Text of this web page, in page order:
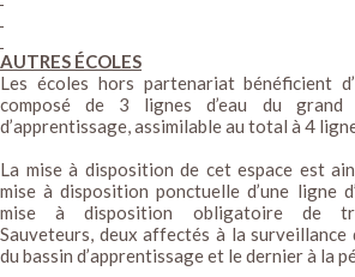
AUTRES ÉCOLES
Les écoles hors partenariat bénéficient
composé de 3 lignes d’eau du
d’apprentissage, assimilable au total à 4
La mise à disposition de cet espace est
mise à disposition ponctuelle d’une ligne
mise à disposition obligatoire de
Sauveteurs, deux affectés à la surveillance
du bassin d’apprentissage et le dernier à la